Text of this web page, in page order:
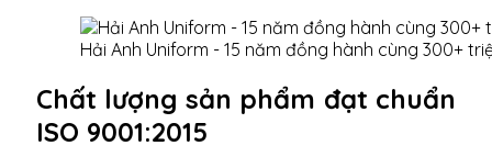
Hải Anh Uniform - 15 năm đồng hành cùng 300+
Chất lượng sản phẩm đạt chuẩn
ISO 9001:2015